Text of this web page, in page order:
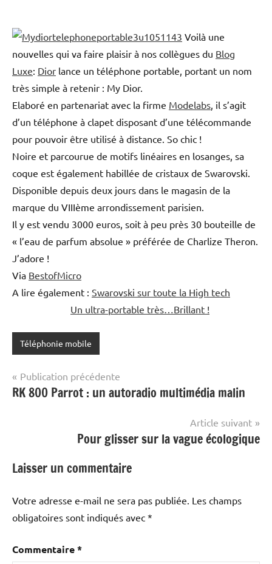
Voilà une
nouvelles qui va faire plaisir à nos collègues du Blog
Luxe: Dior lance un téléphone portable, portant un nom
très simple à retenir : My Dior.
Elaboré en partenariat avec la firme Modelabs , il s’agit
d’un téléphone à clapet disposant d’une télécommande
pour pouvoir être utilisé à distance. So chic !
Noire et parcourue de motifs linéaires en losanges, sa
coque est également habillée de cristaux de Swarovski.
Disponible depuis deux jours dans le magasin de la
marque du VIIIème arrondissement parisien.
Il y est vendu 3000 euros, soit à peu près 30 bouteille de
« l’eau de parfum absolue » préférée de Charlize Theron.
J’adore !
Via BestofMicro
A lire également : Swarovski sur toute la High tech
Un ultra-portable très…Brillant !
Téléphonie mobile
Navigation
de
Publication précédente
RK 800 Parrot : un autoradio multimédia malin
Article suivant
Pour glisser sur la vague écologique
Laisser un commentaire
Votre adresse e-mail ne sera pas publiée. Les champs
obligatoires sont indiqués avec *
Commentaire*